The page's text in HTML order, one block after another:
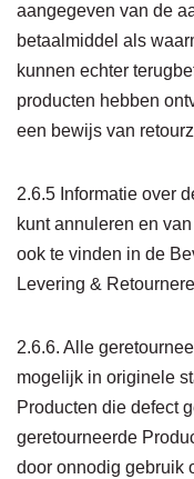
aangegeven van de
betaalmiddel als
kunnen echter
producten hebben
een bewijs van
2.6.5 Informatie over
kunt annuleren en
ook te vinden in de
Levering &
2.6.6. Alle
mogelijk in originele
Producten die defect
geretourneerde
door onnodig gebruik